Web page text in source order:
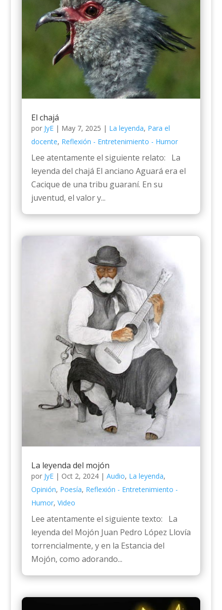
El chajá
por JyE| May 7, 2025 | La leyenda, Para el
docente, Reflexión - Entretenimiento - Humor
Lee atentamente el siguiente relato: La
leyenda del chajá El anciano Aguará era el
Cacique de una tribu guaraní. En su
juventud, el valor y...
La leyenda del mojón
por JyE| Oct 2, 2024| Audio, La leyenda,
Opinión, Poesía, Reflexión - Entretenimiento -
Humor, Video
Lee atentamente el siguiente texto: La
leyenda del Mojón Juan Pedro López Llovía
torrencialmente, y en la Estancia del
Mojón, como adorando...